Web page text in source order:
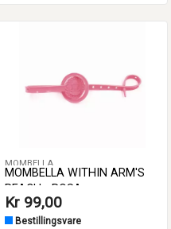
MOMBELLA
MOMBELLA WITHIN ARM'S
REACH - ROSA
Kr 99,00
Bestillingsvare